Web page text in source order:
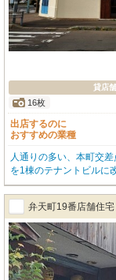
貸店
16枚
出店するのに
おすすめの業種
人通りの多い、本町交
を1棟のテナントビルに
３ヵ所設置され、新設
造可能★都市ガス給湯器
は内覧いかがですか
まで、お気軽にどうぞ★
弁天町19番店舗住宅